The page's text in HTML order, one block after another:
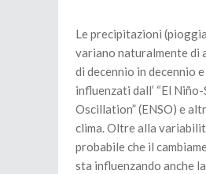
Le precipitazioni
variano naturalmente di
di decennio in decennio
influenzati dall’ “El
Oscillation” (ENSO) e
clima. Oltre alla
probabile che il
sta influenzando anche